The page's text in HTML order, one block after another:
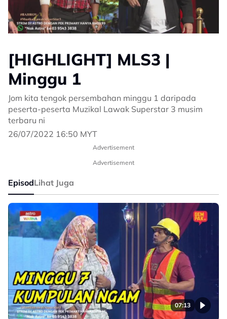
[HIGHLIGHT] MLS3 |
Minggu 1
Jom kita tengok persembahan minggu 1 daripada
peserta-peserta Muzikal Lawak Superstar 3 musim
terbaru ni
26/07/2022 16:50 MYT
Advertisement
Advertisement
EpisodLihat Juga
07:13